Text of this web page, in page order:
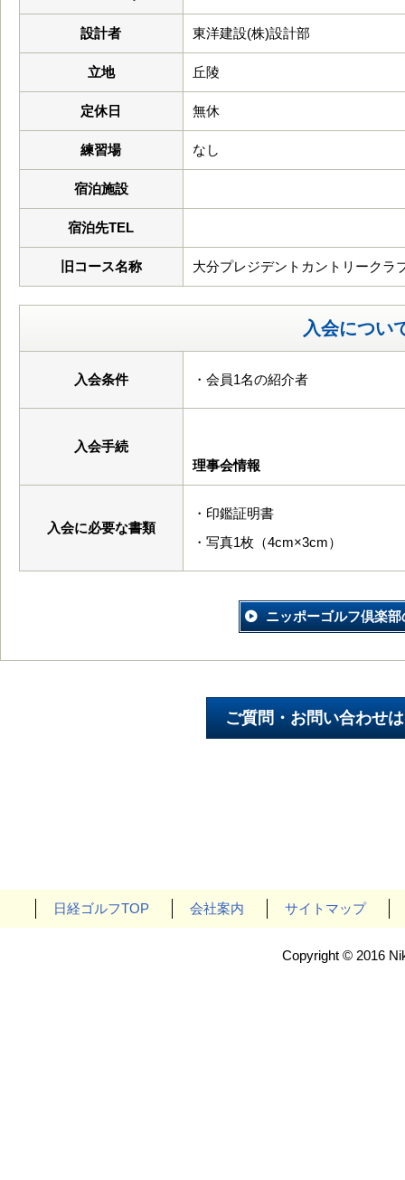
設計者 東洋建設(株)設計部
立地 丘陵
定休日 無休
練習場 なし
宿泊施設
宿泊先TEL
旧コース名称 大分プレジデントカントリークラ
入会につい
入会条件 ・会員1名の紹介者
入会手続
理事会情報
入会に必要な書類
・印鑑証明書
・写真1枚（4cm×3cm）
ニッポーゴルフ倶楽
日経ゴルフTOP 会社案内 サイトマップ
Copyright © 2016